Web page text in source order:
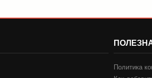
Политика